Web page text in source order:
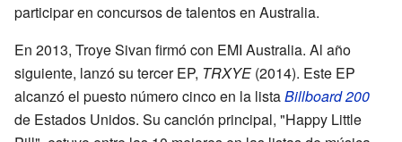
participar en concursos de talentos en Australia.
En 2013, Troye Sivan firmó con EMI Australia. Al año
siguiente, lanzó su tercer EP, TRXYE(2014). Este EP
alcanzó el puesto número cinco en la listaBillboard 200
de Estados Unidos. Su canción principal, "Happy Little